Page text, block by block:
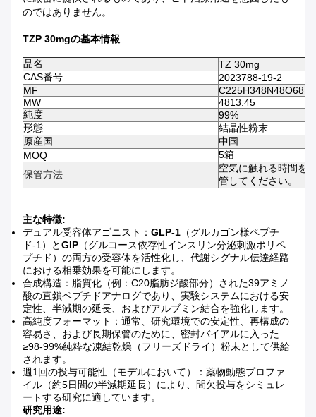
のではありません。
TZP 30mgの基本情報
品名
TZ 30mg
CAS番号
2023788-19-2
MF
C225H348N48O68
MW
4813.45
純度
99%
形態
結晶性粉末
原産国
中国
MOQ
5箱
保管方法
空気に触れる時間を
管してください。
主な特徴:
デュアル受容体アゴニスト： GLP-1 （グルカゴン様ペプチ
ド-1）とGIP （グルコース依存性インスリン分泌刺激ポリペ
プチド）の両方の受容体を活性化し、代謝シグナル伝達経路
における相乗効果を可能にします。
合成構造：脂質化（例：C20脂肪ジ酸部分）された39アミノ
酸の直鎖ペプチドアナログであり、実験システムにおける安
定性、半減期の延長、およびアルブミン結合を強化します。
高純度フォーマット：通常、研究環境での安定性、再構成の
容易さ、および長期保管のために、密封バイアルに入った
≥98-99%純粋な凍結乾燥（フリーズドライ）粉末として供給
されます。
週1回の投与可能性（モデルにおいて）：薬物動態プロファ
イル（約5日間の半減期延長）により、間欠投与をシミュレ
ートする研究に適しています。
研究用途: